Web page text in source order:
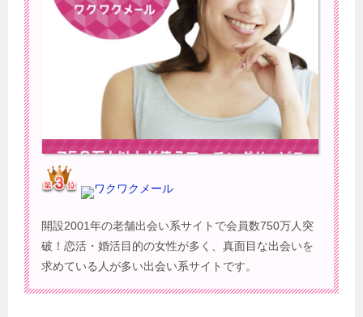
ワクワクメール
開設2001年の老舗出会い系サイトで会員数750万人突
破！恋活・婚活目的の女性が多く、真面目な出会いを
求めている人が多い出会い系サイトです。